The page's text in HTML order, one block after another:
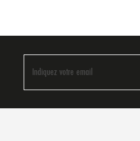
Indiquez votre email